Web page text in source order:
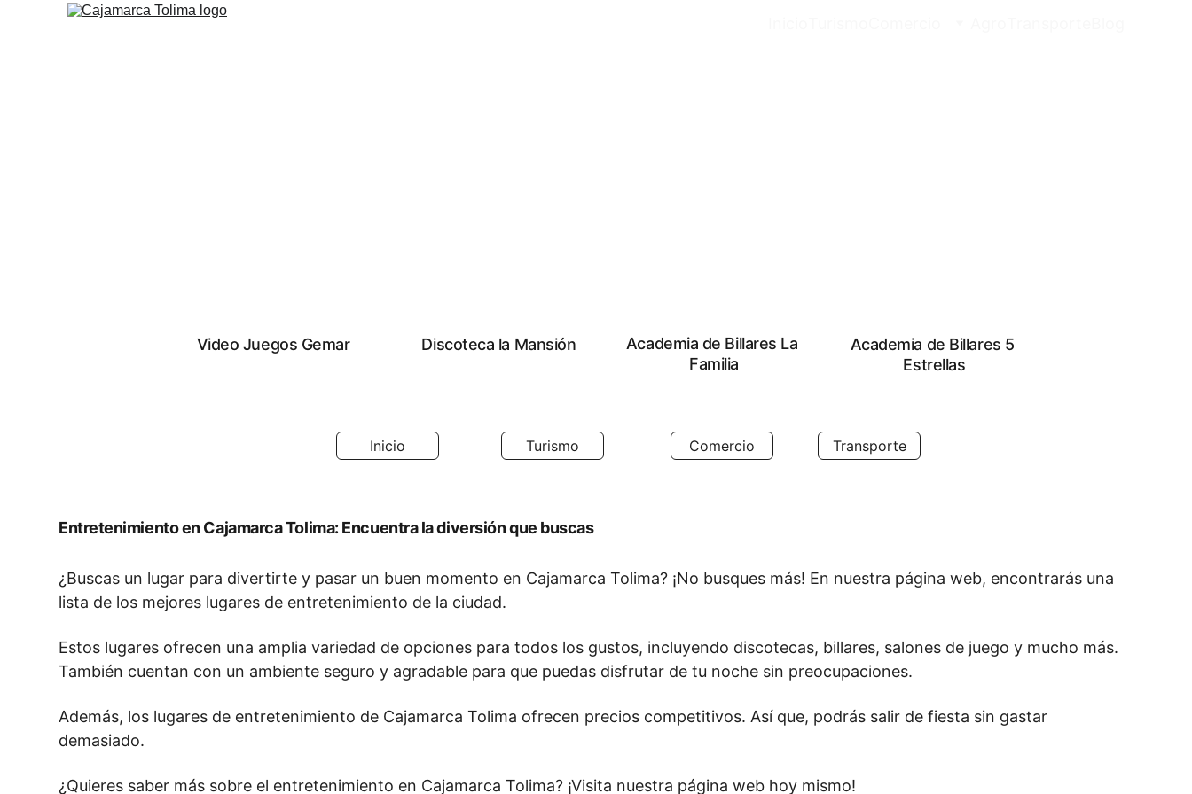
Video Juegos Gemar Discoteca la Mansión
Academia de Billares La
Familia
Academia de Billares 5
Estrellas
Inicio Turismo Comercio Transporte
Entretenimiento en Cajamarca Tolima: Encuentra la diversión que buscas
¿Buscas un lugar para divertirte y pasar un buen momento en Cajamarca Tolima? ¡No busques más! En nuestra página web, encontrarás una
lista de los mejores lugares de entretenimiento de la ciudad.
Estos lugares ofrecen una amplia variedad de opciones para todos los gustos, incluyendo discotecas, billares, salones de juego y mucho más.
También cuentan con un ambiente seguro y agradable para que puedas disfrutar de tu noche sin preocupaciones.
Además, los lugares de entretenimiento de Cajamarca Tolima ofrecen precios competitivos. Así que, podrás salir de fiesta sin gastar
demasiado.
¿Quieres saber más sobre el entretenimiento en Cajamarca Tolima? ¡Visita nuestra página web hoy mismo!